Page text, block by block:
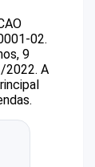
02.
9
2022. A